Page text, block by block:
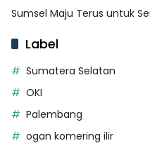
Sumsel Maju Terus untuk
Label
Sumatera Selatan
OKI
Palembang
ogan komering ilir